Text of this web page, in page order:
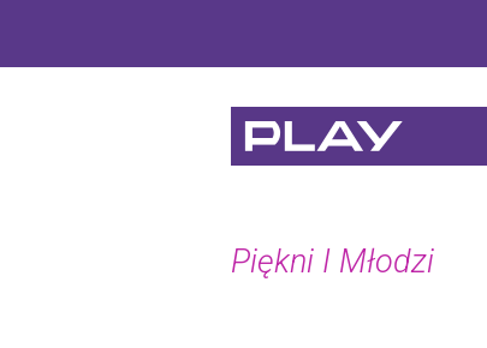
Piękni I Młodzi